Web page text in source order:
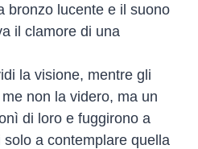
bronzo lucente e il suono
il clamore di una
la visione, mentre gli
non la videro, ma un
di loro e fuggirono a
a contemplare quella